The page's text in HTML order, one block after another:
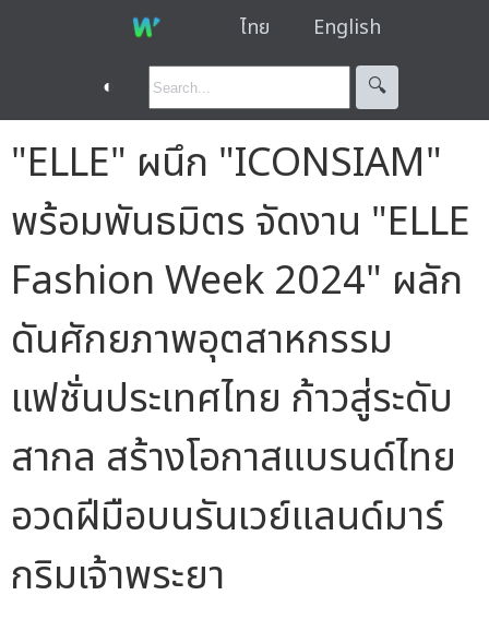
ไทย English
◐ 🔍︎
"ELLE" ผนึก "ICONSIAM"
พร้อมพันธมิตร จัดงาน "ELLE
Fashion Week 2024" ผลัก
ดันศักยภาพอุตสาหกรรม
แฟชั่นประเทศไทย ก้าวสู่ระดับ
สากล สร้างโอกาสแบรนด์ไทย
อวดฝีมือบนรันเวย์แลนด์มาร์
กริมเจ้าพระยา